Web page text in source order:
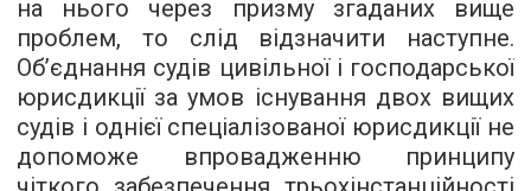
на нього через призму згаданих вище
проблем, то слід відзначити наступне.
Об’єднання судів цивільної і господарської
юрисдикції за умов існування двох вищих
судів і однієї спеціалізованої юрисдикції не
допоможе впровадженню принципу